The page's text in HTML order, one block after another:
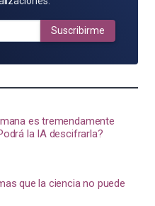
Suscribirme
es tremendamente
la IA descifrarla?
que la ciencia no puede